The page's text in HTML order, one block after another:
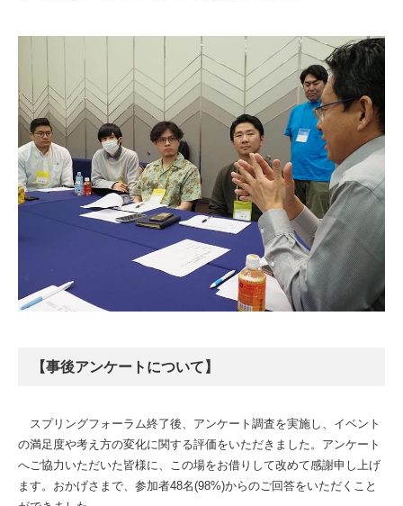
【事後アンケートについて】
スプリングフォーラム終了後、アンケート調査を実施し、イベント
の満足度や考え方の変化に関する評価をいただきました。アンケート
へご協力いただいた皆様に、この場をお借りして改めて感謝申し上げ
ます。おかげさまで、参加者48名(98%)からのご回答をいただくこと